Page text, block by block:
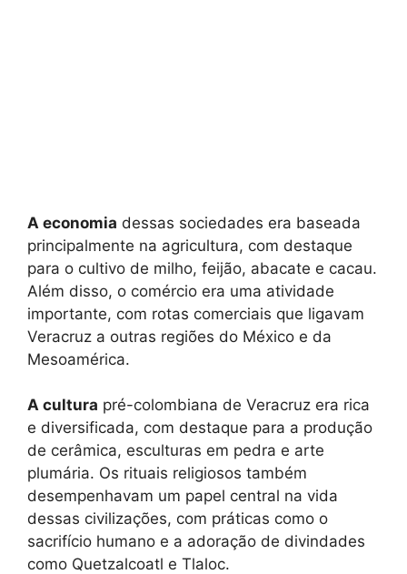
A economia dessas sociedades era baseada
principalmente na agricultura, com destaque
para o cultivo de milho, feijão, abacate e cacau.
Além disso, o comércio era uma atividade
importante, com rotas comerciais que ligavam
Veracruz a outras regiões do México e da
Mesoamérica.
A cultura pré-colombiana de Veracruz era rica
e diversificada, com destaque para a produção
de cerâmica, esculturas em pedra e arte
plumária. Os rituais religiosos também
desempenhavam um papel central na vida
dessas civilizações, com práticas como o
sacrifício humano e a adoração de divindades
como Quetzalcoatl e Tlaloc.